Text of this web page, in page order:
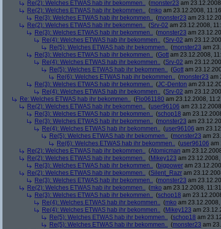
Re(2): Welches ETWAS hab ihr bekommen.. (monster23 am
Re(2): Welches ETWAS hab ihr bekommen.. (mko am 23.12.2008,
Re(3): Welches ETWAS hab ihr bekommen.. (monster23 am
Re(2): Welches ETWAS hab ihr bekommen.. (Srv-02 am 23.12.2008,
Re(3): Welches ETWAS hab ihr bekommen.. (monster23 am
Re(4): Welches ETWAS hab ihr bekommen.. (Srv-02 am
Re(5): Welches ETWAS hab ihr bekommen.. (monster23 am
Re(3): Welches ETWAS hab ihr bekommen.. (Gott am 23.12.2008,
Re(4): Welches ETWAS hab ihr bekommen.. (Srv-02 am
Re(5): Welches ETWAS hab ihr bekommen.. (Gott am
Re(6): Welches ETWAS hab ihr bekommen.. (monster23 am
Re(3): Welches ETWAS hab ihr bekommen.. (JC-Denton am
Re(4): Welches ETWAS hab ihr bekommen.. (Srv-02 am
Re: Welches ETWAS hab ihr bekommen.. (Flo061180 am 23.12.2008,
Re(2): Welches ETWAS hab ihr bekommen.. (user96106 am
Re(3): Welches ETWAS hab ihr bekommen.. (schop18 am
Re(3): Welches ETWAS hab ihr bekommen.. (monster23 am
Re(4): Welches ETWAS hab ihr bekommen.. (user96106 am
Re(5): Welches ETWAS hab ihr bekommen.. (monster23 am
Re(6): Welches ETWAS hab ihr bekommen.. (user96106 am
Re(2): Welches ETWAS hab ihr bekommen.. (Atomicman am
Re(2): Welches ETWAS hab ihr bekommen.. (Mikey123 am
Re(3): Welches ETWAS hab ihr bekommen.. (bigpower am
Re(2): Welches ETWAS hab ihr bekommen.. (Silent_Razr am
Re(3): Welches ETWAS hab ihr bekommen.. (monster23 am
Re(2): Welches ETWAS hab ihr bekommen.. (mko am 23.12.2008,
Re(3): Welches ETWAS hab ihr bekommen.. (schop18 am
Re(4): Welches ETWAS hab ihr bekommen.. (mko am
Re(4): Welches ETWAS hab ihr bekommen.. (Mikey123 am
Re(5): Welches ETWAS hab ihr bekommen.. (schop18 am
Re(5): Welches ETWAS hab ihr bekommen.. (monster23 am